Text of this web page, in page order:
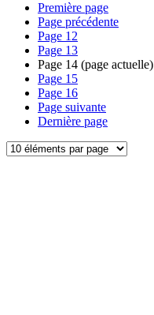
Première page
Page précédente
Page 12
Page 13
Page 14 (page actuelle)
Page 15
Page 16
Page suivante
Dernière page